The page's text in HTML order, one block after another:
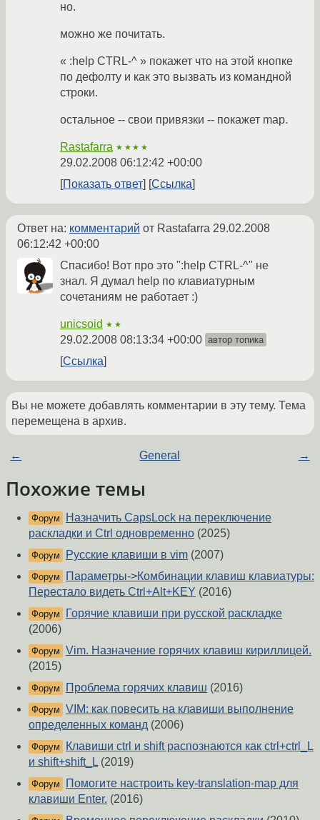
но.
можно же почитать.
« :help CTRL-^ » покажет что на этой кнопке
по дефолту и как это вызвать из командной
строки.
остальное -- свои привязки -- покажет map.
Rastafarra ★★★★
29.02.2008 06:12:42 +00:00
Показать ответ
Ссылка
Ответ на: комментарий от Rastafarra 29.02.2008
06:12:42 +00:00
Спасибо! Вот про это ":help CTRL-^" не
знал. Я думал help по клавиатурным
сочетаниям не работает :)
unicsoid ★★
29.02.2008 08:13:34 +00:00 автор топика
Ссылка
Вы не можете добавлять комментарии в эту тему. Тема
перемещена в архив.
← General →
Похожие темы
Форум
Назначить CapsLock на переключение
раскладки и Ctrl одновременно (2025)
Форум Русские клавиши в vim (2007)
Форум
Параметры->Комбинации клавиш клавиатуры:
Перестало видеть Ctrl+Alt+KEY (2016)
Форум
Горячие клавиши при русской раскладке
(2006)
Форум Vim. Назначение горячих клавиш кириллицей.
(2015)
Форум Проблема горячих клавиш (2016)
Форум VIM: как повесить на клавиши выполнение
определенных команд (2006)
Форум
Клавиши ctrl и shift распознаются как ctrl+ctrl_L
и shift+shift_L (2019)
Форум
Помогите настроить key-translation-map для
клавиши Enter. (2016)